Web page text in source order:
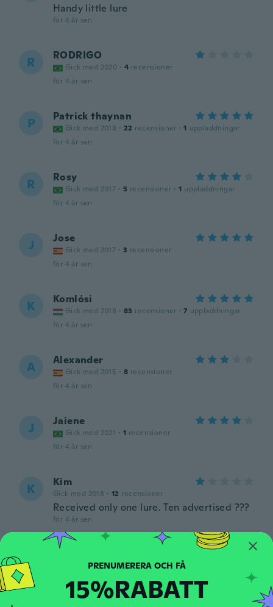
Handy little lure
för 4 år sen
R RODRIGO
Gick med 2020 · 4 recensioner
för 4 år sen
P Patrick thaynan
Gick med 2018 · 22 recensioner · 1 uppladdningar
för 4 år sen
R Rosy
Gick med 2017 · 5 recensioner · 1 uppladdningar
för 4 år sen
J Jose
Gick med 2017 · 3 recensioner
för 4 år sen
K Komlósi
Gick med 2018 · 83 recensioner · 7 uppladdningar
för 4 år sen
A Alexander
Gick med 2015 · 8 recensioner
för 4 år sen
J Jaiene
Gick med 2021 · 1 recensioner
för 4 år sen
K Kim
Gick med 2018 · 12 recensioner
Received only one lure. Ten advertised ???
för 4 år sen
G Gick med 2017 · 25 recensioner
för 4 år sen
PRENUMERERA OCH FÅ
15%RABATT